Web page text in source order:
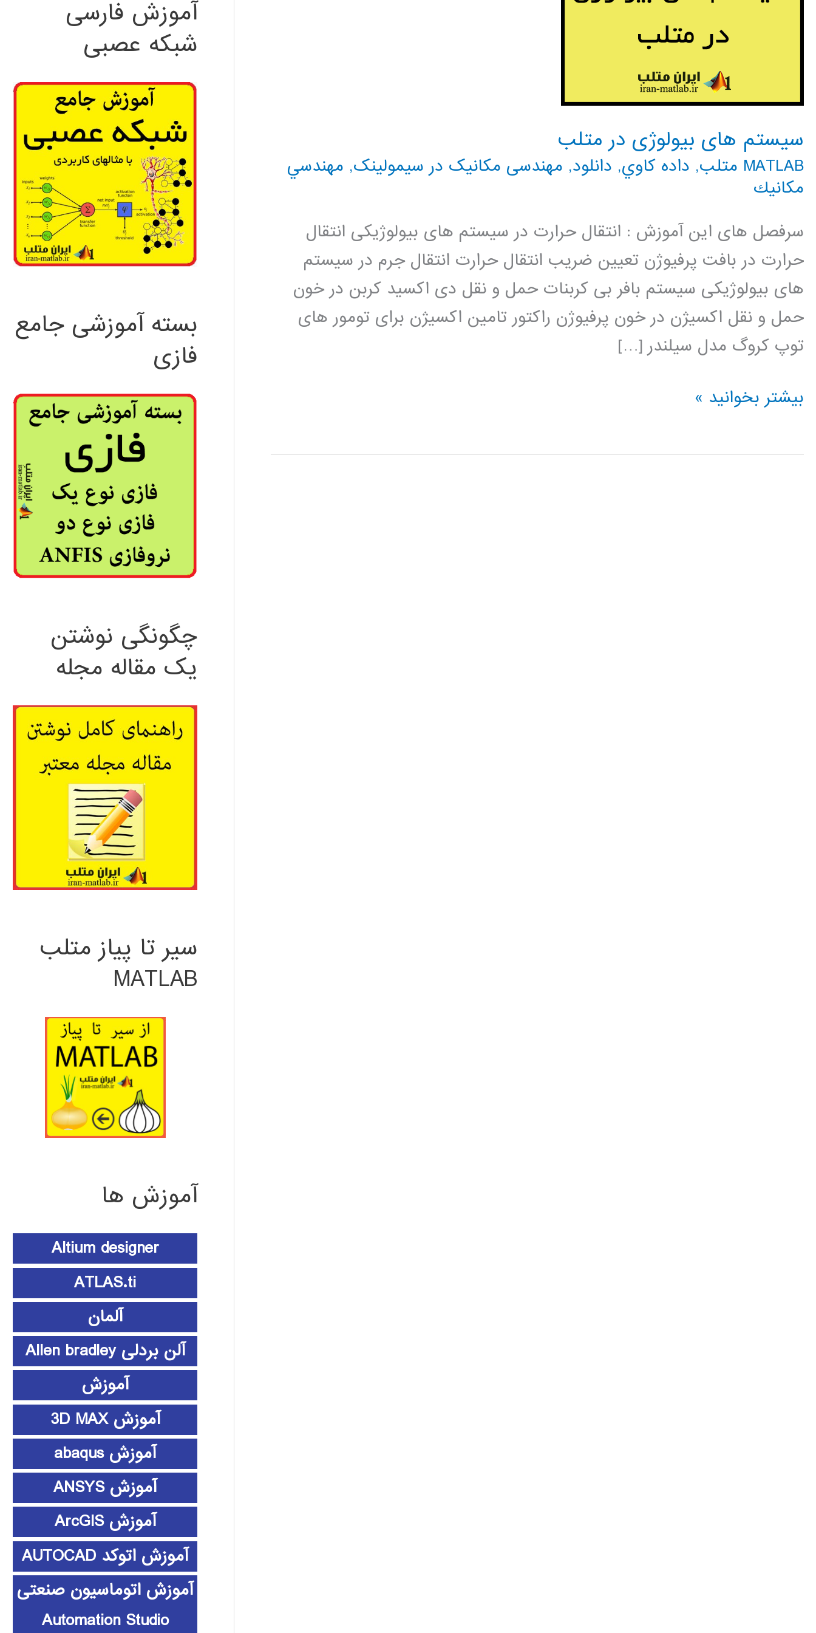
سیستم های بیولوژی در متلب
MATLAB متلب , داده كاوي, دانلود, مهندسی مکانیک در سیمولینک, مهندسي
مكانيك
سرفصل های این آموزش : انتقال حرارت در سیستم های بیولوژیکی انتقال
حرارت در بافت پرفیوژن تعیین ضریب انتقال حرارت انتقال جرم در سیستم
های بیولوژیکی سیستم بافر بی کربنات حمل و نقل دی اکسید کربن در خون
حمل و نقل اکسیژن در خون پرفیوژن راکتور تامین اکسیژن برای تومور های
توپ کروگ مدل سیلندر […]
سیستم
بیولوژی
بیشتر بخوانید »
آموزش فارسی
شبکه عصبی
بسته آموزشی جامع
فازی
چگونگی نوشتن
یک مقاله مجله
سیر تا پیاز متلب
MATLAB
آموزش ها
Altium designer
ATLAS.ti
آلمان
آلن بردلی Allen bradley
آموزش
آموزش 3D MAX
آموزش abaqus
آموزش ANSYS
آموزش ArcGIS
آموزش اتوکد AUTOCAD
آموزش اتوماسیون صنعتی
Automation Studio